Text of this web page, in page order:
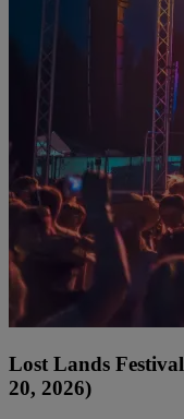
Lost Lands
20, 2026)